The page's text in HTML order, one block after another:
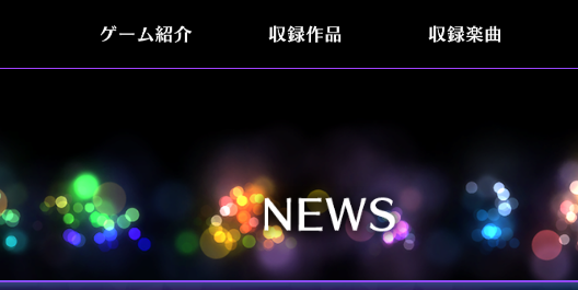
ゲーム紹介 収録作品 収録楽曲